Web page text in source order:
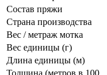
Состав пряжи
Страна производства
Вес / метраж мотка
Вес единицы (г)
Длина единицы (м)
Толщина (метров в 100